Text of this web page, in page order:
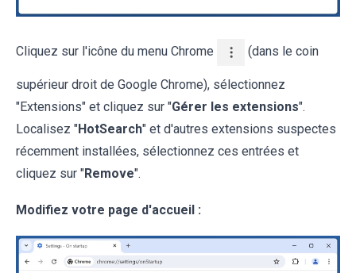
Cliquez sur l'icône du menu Chrome (dans le coin
supérieur droit de Google Chrome), sélectionnez
"Extensions" et cliquez sur "Gérer les extensions".
Localisez "HotSearch" et d'autres extensions suspectes
récemment installées, sélectionnez ces entrées et
cliquez sur "Remove".
Modifiez votre page d'accueil :